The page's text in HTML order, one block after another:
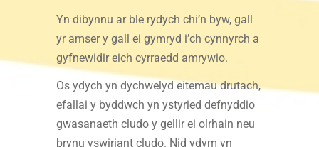
Yn dibynnu ar ble rydych chi’n byw, gall
yr amser y gall ei gymryd i’ch cynnyrch a
gyfnewidir eich cyrraedd amrywio.
Os ydych yn dychwelyd eitemau drutach,
efallai y byddwch yn ystyried defnyddio
gwasanaeth cludo y gellir ei olrhain neu
brynu yswiriant cludo. Nid ydym yn